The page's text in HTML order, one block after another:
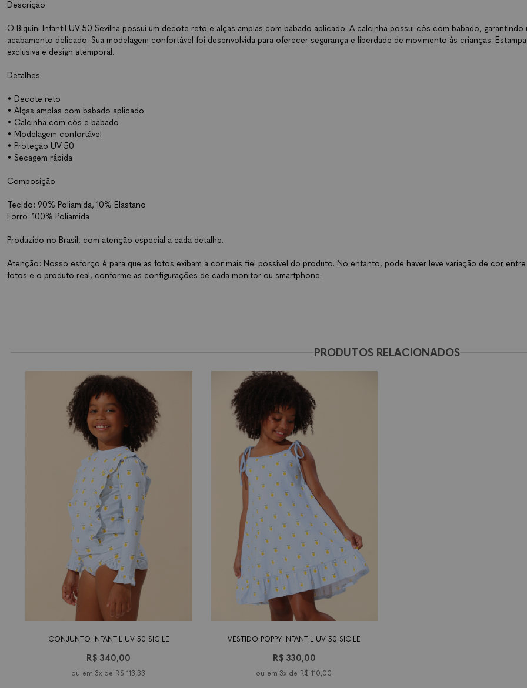
Descrição
O Biquíni Infantil UV 50 Sevilha possui um decote reto e alças amplas com babado aplicado. A calcinha possui cós com babado, garantindo
acabamento delicado. Sua modelagem confortável foi desenvolvida para oferecer segurança e liberdade de movimento às crianças. Estampa
exclusiva e design atemporal.
Detalhes
• Decote reto
• Alças amplas com babado aplicado
• Calcinha com cós e babado
• Modelagem confortável
• Proteção UV 50
• Secagem rápida
Composição
Tecido: 90% Poliamida, 10% Elastano
Forro: 100% Poliamida
Produzido no Brasil, com atenção especial a cada detalhe.
Atenção: Nosso esforço é para que as fotos exibam a cor mais fiel possível do produto. No entanto, pode haver leve variação de cor entre
fotos e o produto real, conforme as configurações de cada monitor ou smartphone.
PRODUTOS RELACIONADOS
CONJUNTO INFANTIL UV 50 SICILE
R$ 340,00
3x de R$ 113,33
tamanho
VESTIDO POPPY INFANTIL UV 50 SICILE
R$ 330,00
3x de R$ 110,00
tamanho 2 anos
4
anos
6 anos 8 anos
10